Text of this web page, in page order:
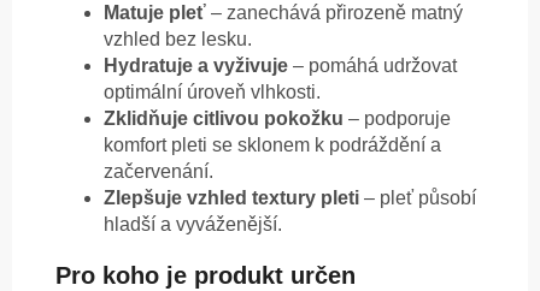
Matuje pleť – zanechává přirozeně matný
vzhled bez lesku.
Hydratuje a vyživuje – pomáhá udržovat
optimální úroveň vlhkosti.
Zklidňuje citlivou pokožku – podporuje
komfort pleti se sklonem k podráždění a
začervenání.
Zlepšuje vzhled textury pleti – pleť působí
hladší a vyváženější.
Pro koho je produkt určen